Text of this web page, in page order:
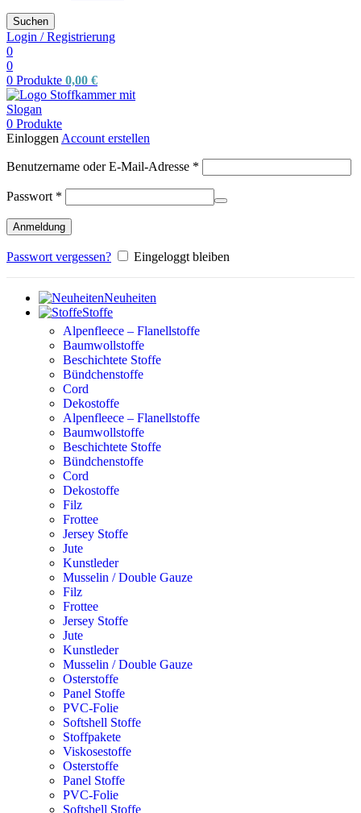
Suchen
Login / Registrierung
0
0
0 Produkte 0,00 €
0 Produkte
Einloggen Account erstellen
Benutzername oder E-Mail-Adresse *
Passwort *
Anmeldung
Passwort vergessen? Eingeloggt bleiben
Neuheiten
Stoffe
Alpenfleece – Flanellstoffe
Baumwollstoffe
Beschichtete Stoffe
Bündchenstoffe
Cord
Dekostoffe
Alpenfleece – Flanellstoffe
Baumwollstoffe
Beschichtete Stoffe
Bündchenstoffe
Cord
Dekostoffe
Filz
Frottee
Jersey Stoffe
Jute
Kunstleder
Musselin / Double Gauze
Filz
Frottee
Jersey Stoffe
Jute
Kunstleder
Musselin / Double Gauze
Osterstoffe
Panel Stoffe
PVC-Folie
Softshell Stoffe
Stoffpakete
Viskosestoffe
Osterstoffe
Panel Stoffe
PVC-Folie
Softshell Stoffe